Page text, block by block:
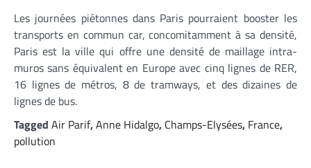
Les journées piétonnes dans Paris pourraient booster les
transports en commun car, concomitamment à sa densité,
Paris est la ville qui offre une densité de maillage intra-
muros sans équivalent en Europe avec cinq lignes de RER,
16 lignes de métros, 8 de tramways, et des dizaines de
lignes de bus.
Tagged Air Parif,Anne Hidalgo, Champs-Elysées, France,
pollution